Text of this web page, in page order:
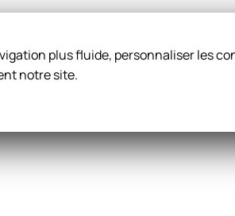
plus fluide, personnaliser les
notre site.